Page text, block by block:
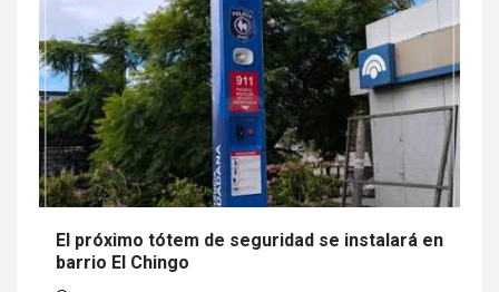
El próximo tótem de seguridad se instalará en
barrio El Chingo